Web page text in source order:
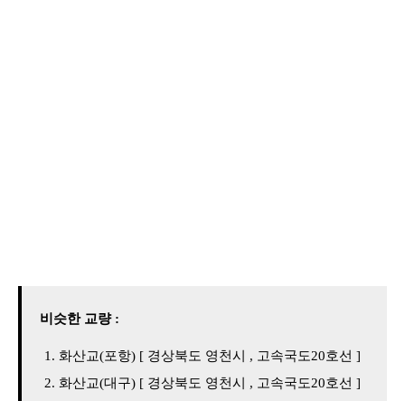
비슷한 교량 :
화산교(포항) [ 경상북도 영천시 , 고속국도20호선 ]
화산교(대구) [ 경상북도 영천시 , 고속국도20호선 ]